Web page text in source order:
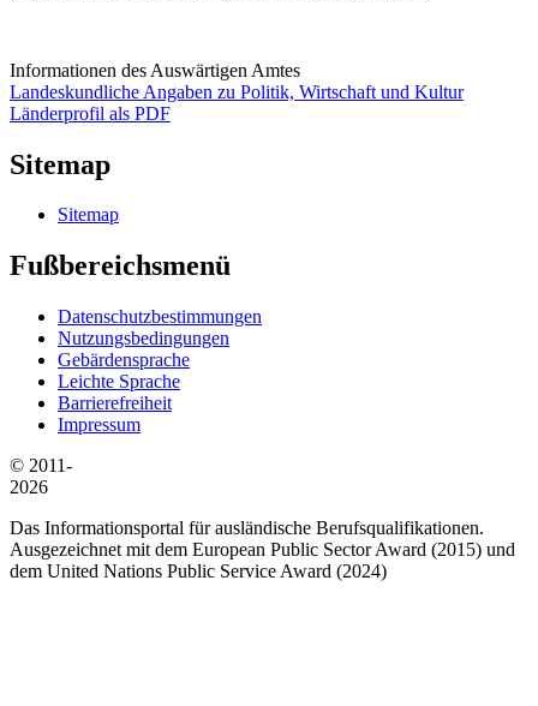
Informationen des Auswärtigen Amtes
Landeskundliche Angaben zu Politik, Wirtschaft und Kultur
Länderprofil als PDF
Sitemap
Sitemap
Fußbereichsmenü
Datenschutzbestimmungen
Nutzungsbedingungen
Gebärdensprache
Leichte Sprache
Barrierefreiheit
Impressum
© 2011-
2026
Das Informationsportal für ausländische Berufsqualifikationen.
Ausgezeichnet mit dem European Public Sector Award (2015) und
dem United Nations Public Service Award (2024)